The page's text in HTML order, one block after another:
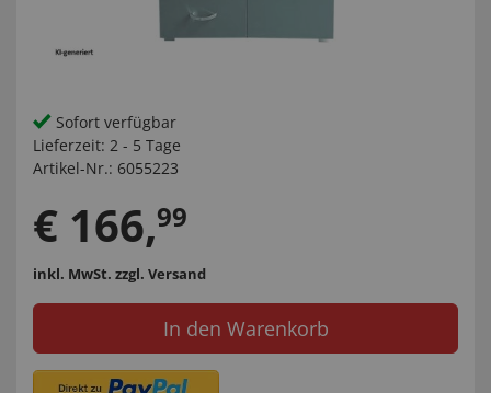
Sofort verfügbar
Lieferzeit: 2 - 5 Tage
Artikel-Nr.: 6055223
€ 166,99
inkl. MwSt. zzgl. Versand
In den Warenkorb